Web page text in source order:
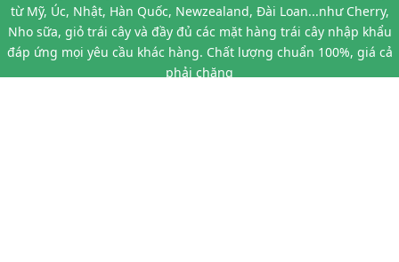
từ Mỹ, Úc, Nhật, Hàn Quốc, Newzealand, Đài Loan...như Cherry,
Nho sữa, giỏ trái cây và đầy đủ các mặt hàng trái cây nhập khẩu
đáp ứng mọi yêu cầu khác hàng. Chất lượng chuẩn 100%, giá cả
phải chăng